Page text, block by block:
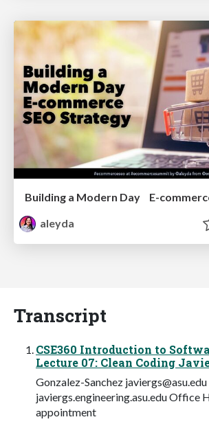
aleyda
Transcript
CSE360 Introduction to
Lecture 07: Clean Coding
Gonzalez-Sanchez javiergs@asu.edu
javiergs.engineering.asu.edu Office
appointment